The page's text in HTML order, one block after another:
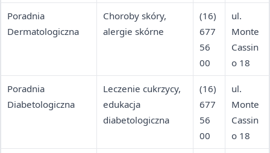
Poradnia
Dermatologiczna
Choroby skóry,
alergie skórne
(16)
677
56
00
ul.
Monte
Cassin
o 18
Poradnia
Diabetologiczna
Leczenie cukrzycy,
edukacja
diabetologiczna
(16)
677
56
00
ul.
Monte
Cassin
o 18